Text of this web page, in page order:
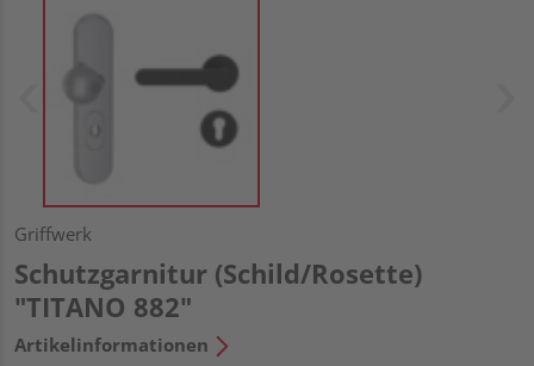
Griffwerk
Schutzgarnitur (Schild/Rosette)
"TITANO 882"
Artikelinformationen